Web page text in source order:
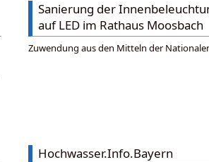
Sanierung der
auf LED im Rathaus Moosbach
Zuwendung aus den Mitteln der
Hochwasser.Info.Bayern